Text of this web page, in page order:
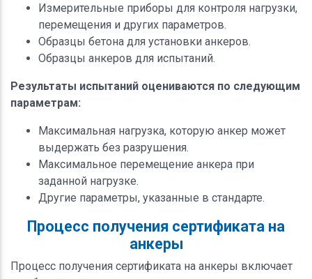
Измерительные приборы для контроля нагрузки,
перемещения и других параметров.
Образцы бетона для установки анкеров.
Образцы анкеров для испытаний.
Результаты испытаний оцениваются по следующим
параметрам:
Максимальная нагрузка, которую анкер может
выдержать без разрушения.
Максимальное перемещение анкера при
заданной нагрузке.
Другие параметры, указанные в стандарте.
Процесс получения сертификата на
анкеры
Процесс получения сертификата на анкеры включает